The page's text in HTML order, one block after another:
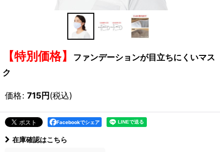
【特別価格】
ファンデーションが目立ちにくいマス
ク
価格: 715円(税込)
Facebookでシェア
在庫確認はこちら